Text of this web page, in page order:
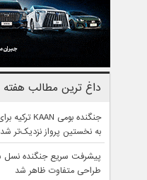
داغ ترین مطالب هفته
به نخستین پرواز نزدیک‌تر شد
طراحی متفاوت ظاهر شد